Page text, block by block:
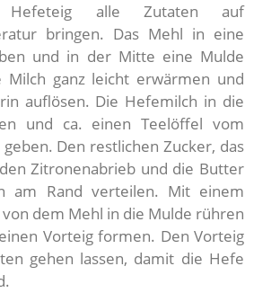
alle Zutaten auf
bringen. Das Mehl in eine
und in der Mitte eine Mulde
Milch ganz leicht erwärmen und
auflösen. Die Hefemilch in die
und ca. einen Teelöffel vom
Den restlichen Zucker, das
den Zitronenabrieb und die Butter
am Rand verteilen. Mit einem
dem Mehl in die Mulde rühren
Vorteig formen. Den Vorteig
gehen lassen, damit die Hefe